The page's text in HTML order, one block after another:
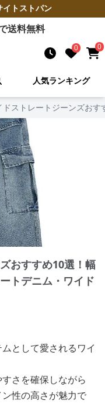
イト ストパン
送料無料
0 0
人気ランキング
ドストレートジーンズお
おすすめ10選！幅
トデニム・ワイド
として愛されるワイ
さを確保しながら
性の高さが魅力で